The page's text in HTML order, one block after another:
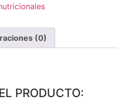
(0)
PRODUCTO: